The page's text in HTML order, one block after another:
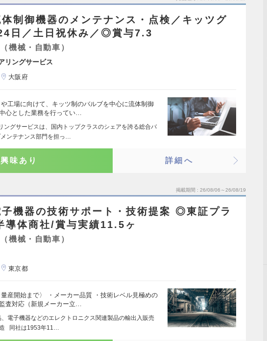
体制御機器のメンテナンス・点検／キッツグ
日／土日祝休み／◎賞与7.3
機械・自動車）
リングサービス
大阪府
や工場に向けて、キッツ制のバルブを中心に流体制御
心とした業務を行ってい…
ングサービスは、国内トップクラスのシェアを誇る総合バ
ンテナンス部門を担っ…
興味あり 詳細へ
掲載期間 26/08/06～26/08/19
子機器の技術サポート・技術提案 ◎東証プラ
導体商社/賞与実績11.5ヶ
機械・自動車）
東京都
量産開始まで〉 ・メーカー品質 ・技術レベル見極めの
査対応（新規メーカー立…
電子機器などのエレクトロニクス関連製品の輸出入販売
造 同社は1953年11…